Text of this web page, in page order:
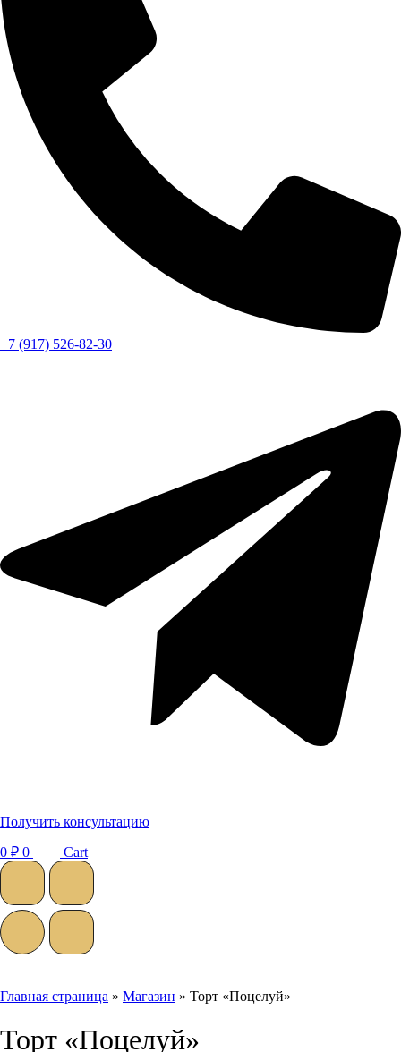
+7 (917) 526-82-30
Получить консультацию
0 ₽ 0 Cart
Главная страница » Магазин » Торт «Поцелуй»
Торт «Поцелуй»